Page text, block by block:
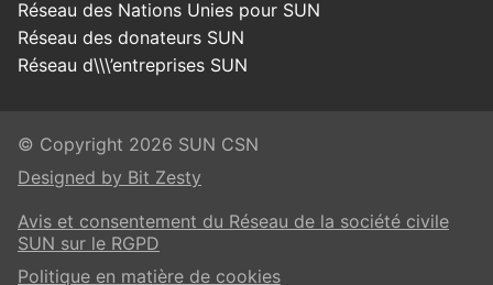
Réseau des Nations Unies pour SUN
Réseau des donateurs SUN
Réseau d\\\’entreprises SUN
© Copyright 2026 SUN CSN
Designed by Bit Zesty
Avis et consentement du Réseau de la société civile
SUN sur le RGPD
Politique en matière de cookies